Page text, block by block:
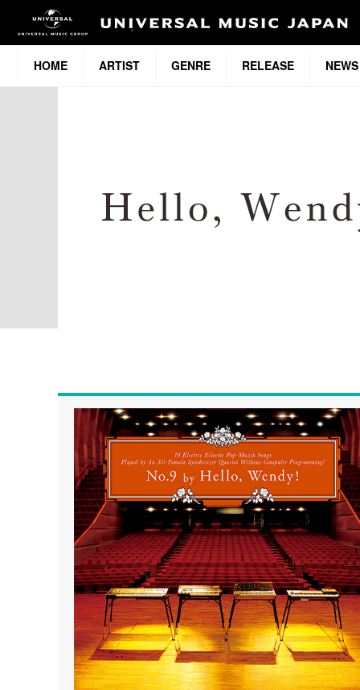
HOME ARTIST GENRE RELEASE NEWS